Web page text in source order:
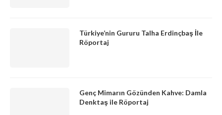
Türkiye’nin Gururu Talha Erdinçbaş İle
Röportaj
Genç Mimarın Gözünden Kahve: Damla
Denktaş ile Röportaj